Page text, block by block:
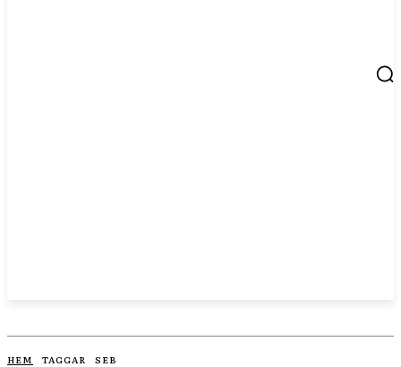
HEM TAGGAR SEB